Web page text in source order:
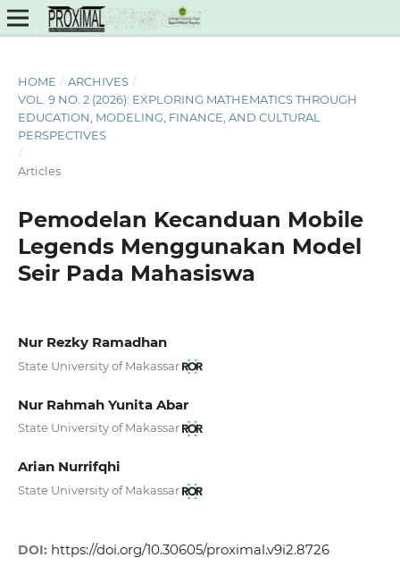
HOME / ARCHIVES /
VOL. 9 NO. 2 (2026): EXPLORING MATHEMATICS THROUGH
EDUCATION, MODELING, FINANCE, AND CULTURAL
PERSPECTIVES
/
Articles
Pemodelan Kecanduan Mobile
Legends Menggunakan Model
Seir Pada Mahasiswa
Nur Rezky Ramadhan
State University of Makassar
Nur Rahmah Yunita Abar
State University of Makassar
Arian Nurrifqhi
State University of Makassar
DOI: https://doi.org/10.30605/proximal.v9i2.8726